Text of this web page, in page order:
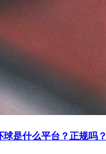
球是什么平台？正规吗？